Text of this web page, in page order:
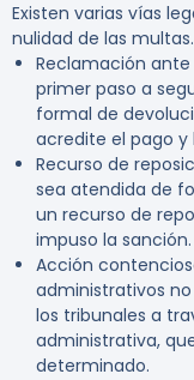
Existen varias vías
nulidad de las
Reclamación
primer paso a
formal de
acredite el pago y
Recurso de
sea atendida de
un recurso de
impuso la sanción.
Acción
administrativos
los tribunales a
administrativa,
determinado.